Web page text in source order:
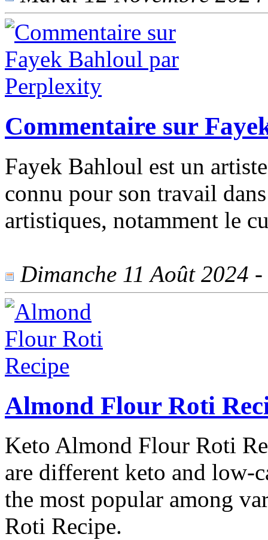
Commentaire sur
Fayek Bahloul est un
connu pour son travail
artistiques, notamment le
Dimanche 11 Août 2024 -
Almond Flour Roti
Keto Almond Flour Roti
are different keto and low-
the most popular among
Roti Recipe.